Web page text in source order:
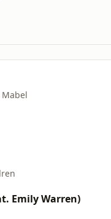
Emily Warren)